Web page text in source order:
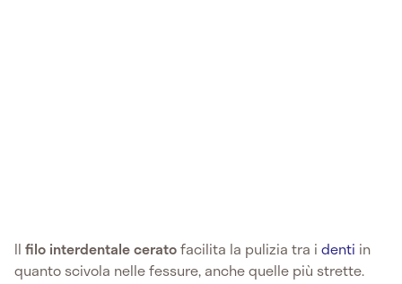
Il filo interdentale ceratofacilita la pulizia tra i denti in
quanto scivola nelle fessure, anche quelle più strette.